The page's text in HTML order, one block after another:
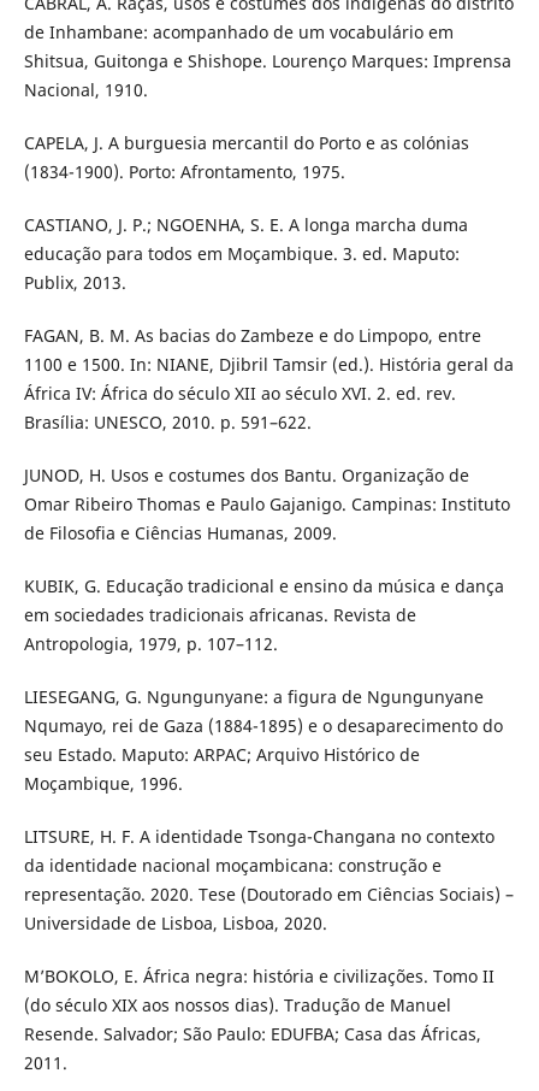
de Inhambane: acompanhado de um vocabulário em
Shitsua, Guitonga e Shishope. Lourenço Marques: Imprensa
Nacional, 1910.
CAPELA, J. A burguesia mercantil do Porto e as colónias
(1834-1900). Porto: Afrontamento, 1975.
CASTIANO, J. P.; NGOENHA, S. E. A longa marcha duma
educação para todos em Moçambique. 3. ed. Maputo:
Publix, 2013.
FAGAN, B. M. As bacias do Zambeze e do Limpopo, entre
1100 e 1500. In: NIANE, Djibril Tamsir (ed.). História geral da
África IV: África do século XII ao século XVI. 2. ed. rev.
Brasília: UNESCO, 2010. p. 591–622.
JUNOD, H. Usos e costumes dos Bantu. Organização de
Omar Ribeiro Thomas e Paulo Gajanigo. Campinas: Instituto
de Filosofia e Ciências Humanas, 2009.
KUBIK, G. Educação tradicional e ensino da música e dança
em sociedades tradicionais africanas. Revista de
Antropologia, 1979, p. 107–112.
LIESEGANG, G. Ngungunyane: a figura de Ngungunyane
Nqumayo, rei de Gaza (1884-1895) e o desaparecimento do
seu Estado. Maputo: ARPAC; Arquivo Histórico de
Moçambique, 1996.
LITSURE, H. F. A identidade Tsonga-Changana no contexto
da identidade nacional moçambicana: construção e
representação. 2020. Tese (Doutorado em Ciências Sociais) –
Universidade de Lisboa, Lisboa, 2020.
M’BOKOLO, E. África negra: história e civilizações. Tomo II
(do século XIX aos nossos dias). Tradução de Manuel
Resende. Salvador; São Paulo: EDUFBA; Casa das Áfricas,
2011.